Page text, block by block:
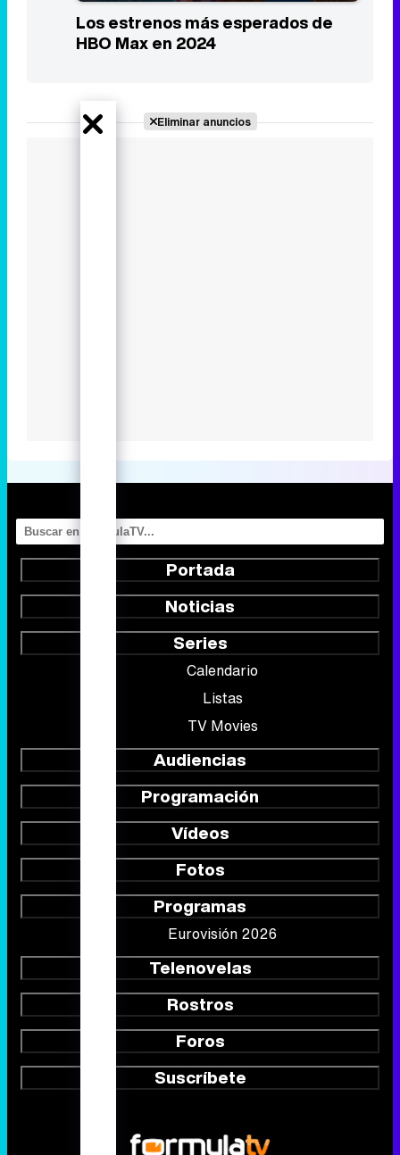
Los estrenos más esperados de
HBO Max en 2024
Eliminar anuncios
Portada
Noticias
Series
Calendario
Listas
TV Movies
Audiencias
Programación
Vídeos
Fotos
Programas
Eurovisión 2026
Telenovelas
Rostros
Foros
Suscríbete